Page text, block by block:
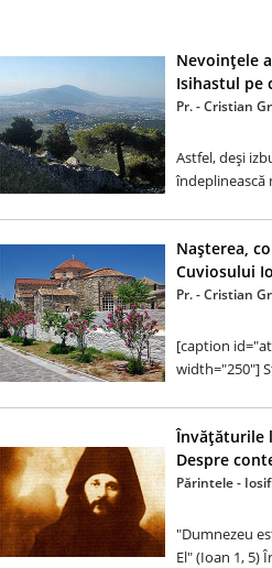
Nevoinţele
Isihastul pe
Pr. - Cristian
Astfel, deşi
îndeplinească
Naşterea,
Cuviosului
Pr. - Cristian
[caption
width="250"]
Învăţăturile
Despre
Părintele -
"Dumnezeu
El" (Ioan 1, 5)